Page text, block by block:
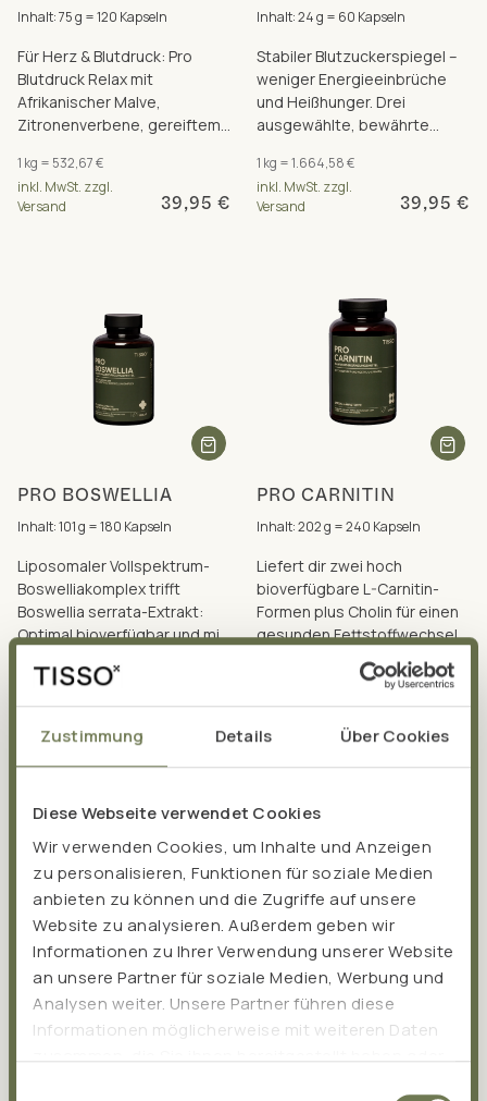
Zustimmung Details Über Cookies
Diese Webseite verwendet Cookies
Wir verwenden Cookies, um Inhalte und Anzeigen
zu personalisieren, Funktionen für soziale Medien
anbieten zu können und die Zugriffe auf unsere
Website zu analysieren. Außerdem geben wir
Informationen zu Ihrer Verwendung unserer Website
an unsere Partner für soziale Medien, Werbung und
Analysen weiter. Unsere Partner führen diese
Informationen möglicherweise mit weiteren Daten
Inhalt: 75 g = 120 Kapseln
Für Herz & Blutdruck: Pro
Blutdruck Relax mit
Afrikanischer Malve,
Zitronenverbene, gereiftem
& Vitamin B1
1 kg = 532,67 €
inkl. MwSt. zzgl.
Versand
39,95 €
Inhalt: 24 g = 60 Kapseln
Stabiler Blutzuckerspiegel –
weniger Energieeinbrüche
und Heißhunger. Drei
ausgewählte, bewährte
kombiniert.
1 kg = 1.664,58 €
inkl. MwSt. zzgl.
Versand
39,95 €
PRO BOSWELLIA
Inhalt: 101 g = 180 Kapseln
Liposomaler Vollspektrum-
Boswelliakomplex trifft
Boswellia serrata-Extrakt:
Optimal bioverfügbar und mit
Boswelliasäuren.
1 kg = 365,84 €
36,95 €
PRO CARNITIN
Inhalt: 202 g = 240 Kapseln
Liefert dir zwei hoch
bioverfügbare L-Carnitin-
Formen plus Cholin für einen
gesunden Fettstoffwechsel.
Ideal für Sportler und
Vegetarier/Veganer.
30,95 €
PRO CHLORELLA
Inhalt: 300 g = 600 Tabletten
PRO CURCUMIN
Inhalt: 39 g = 60 Kapseln